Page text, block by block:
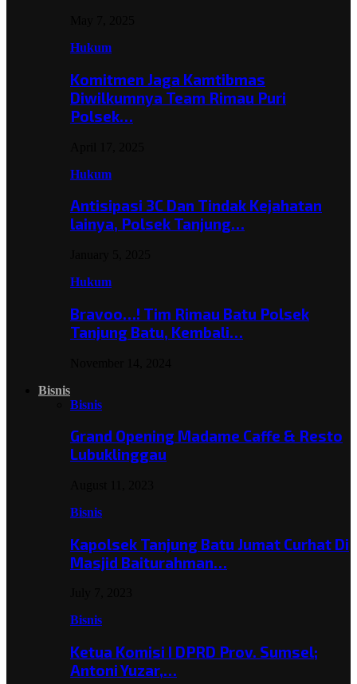
Hukum
Komitmen Jaga Kamtibmas
Diwilkumnya Team Rimau Puri
Polsek…
Hukum
Antisipasi 3C Dan Tindak Kejahatan
lainya, Polsek Tanjung…
Hukum
Bravoo…! Tim Rimau Batu Polsek
Tanjung Batu, Kembali…
Bisnis
Bisnis
Grand Opening Madame Caffe & Resto
Lubuklinggau
Bisnis
Kapolsek Tanjung Batu Jumat Curhat Di
Masjid Baiturahman…
Bisnis
Ketua Komisi I DPRD Prov. Sumsel;
Antoni Yuzar,…